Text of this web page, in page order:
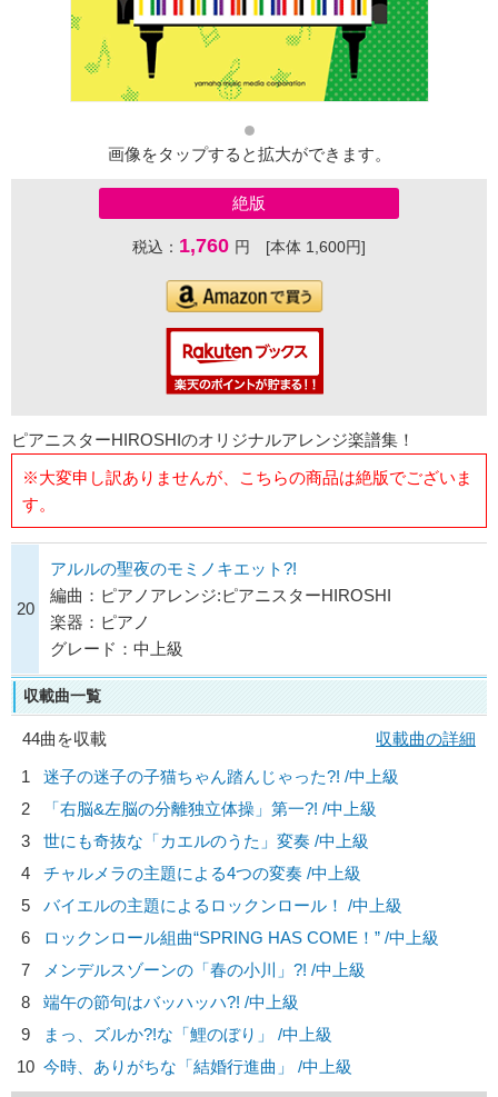
画像をタップすると拡大ができます。
絶版
税込： 1,760 円 [本体 1,600円]
ピアニスターHIROSHIのオリジナルアレンジ楽譜集！
※大変申し訳ありませんが、こちらの商品は絶版でございま
す。
20
アルルの聖夜のモミノキエット?!
編曲：ピアノアレンジ:ピアニスターHIROSHI
楽器：ピアノ
グレード：中上級
収載曲一覧
44曲を収載
収載曲の詳細
1
迷子の迷子の子猫ちゃん踏んじゃった?! /中上級
2
「右脳&左脳の分離独立体操」第一?! /中上級
3
世にも奇抜な「カエルのうた」変奏 /中上級
4
チャルメラの主題による4つの変奏 /中上級
5
バイエルの主題によるロックンロール！ /中上級
6
ロックンロール組曲“SPRING HAS COME！” /中上級
7
メンデルスゾーンの「春の小川」?! /中上級
8
端午の節句はバッハッハ?! /中上級
9
まっ、ズルか?!な「鯉のぼり」 /中上級
10 今時、ありがちな「結婚行進曲」 /中上級